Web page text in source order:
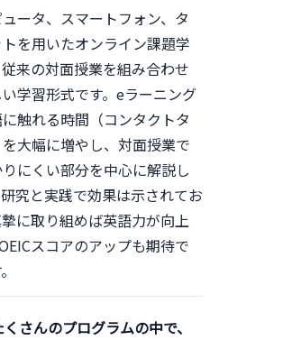
ータ、スマートフォン、タ
を用いたオンライン課題学
来の対面授業を組み合わせ
学習形式です。eラーニング
触れる時間（コンタクトタ
大幅に増やし、対面授業で
にくい部分を中心に解説し
研究と実践で効果は示されてお
摯に取り組めば英語力が向上
スコアのアップも期待で
さんのプログラムの中で、